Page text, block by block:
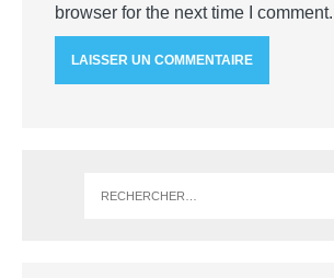
browser for the next time I comment.